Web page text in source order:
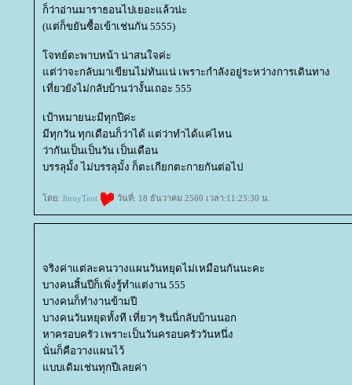
ก็ว่าอ่านมาราธอนไปเยอะแล้วน่ะ
(แต่ก็ขยันซื้อเข้าเช่นกัน 5555)
จทย์ตะพาบหน้า น่าสนใจค่ะ
ต่ว่าจะกลับมาเขียนไม่ทันแน่ เพราะกำลังอยู่ระหว่างการเดินทาง
เที่ยวยังไม่กลับบ้านว่างั้นเถอะ 555
เป้าหมายนะมีทุกปีค่ะ
มีทุกวัน ทุกเดือนก็ว่าได้ แต่ว่าทำได้แค่ไหน
ว่ากันเป็นเป็นวัน เป็นเดือน
บรรลุมั้ง ไม่บรรลุมั้ง ก็ตะเกียกตะกายกันต่อไป
ดย: JinnyTent วันที่: 18 ธันวาคม 2560 เวลา:11:23:30 น.
จริงค่าแต่ละคนวางแผนวันหยุดไม่เหมือนกันนะคะ
บางคนสิ้นปีก็เพิ่งรู้ทำแต่งาน 555
บางคนก็ทำงานข้ามปี
บางคนวันหยุดทั้งที เที่ยวๆ รินนี่กลับบ้านนอก
หาครอบครัว เพราะเป็นวันครอบครัววันหนึ่ง
นั่นก็คือวางแผนไว้
บบเดิมเช่นทุกปีเลยค่า